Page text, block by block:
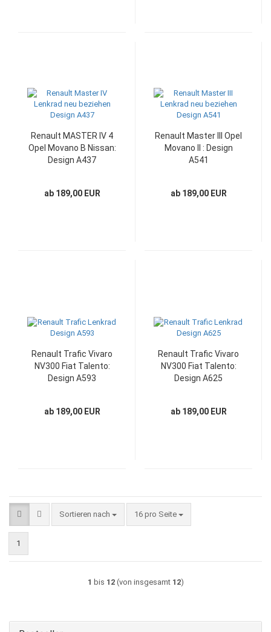
Renault MASTER IV 4
Opel Movano B Nissan:
Design A437
ab 189,00 EUR
Renault Master III Opel
Movano II : Design
A541
ab 189,00 EUR
Renault Trafic Vivaro
NV300 Fiat Talento:
Design A593
ab 189,00 EUR
Renault Trafic Vivaro
NV300 Fiat Talento:
Design A625
ab 189,00 EUR
Sortieren nach
Sortieren nach 16 pro Seite
pro Seite
1
1 bis 12(von insgesamt 12)